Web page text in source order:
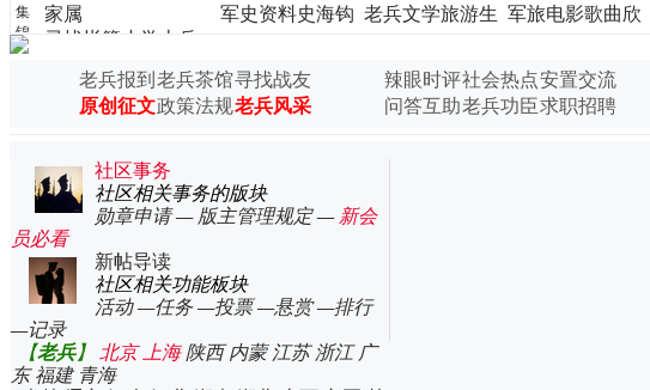
集
锦
家属
寻找帐篷小学士兵
中越战争真实录像
集锦
中越战争纪念文章
集锦
军史资料史海钩
沉
老兵文学旅游生
活
军旅电影歌曲欣
赏
老兵报到 老兵茶馆寻找战友
原创征文政策法规老兵风采
辣眼时评社会热点安置交流
问答互助老兵功臣求职招聘
社区事务
社区相关事务的版块
勋章申请— 版主管理规定— 新会
员必看
新帖导读
社区相关功能板块
活动—任务—投票—悬赏—排行
—记录
【老兵】 北京 上海 陕西 内蒙 江苏 浙江 广
东 福建 青海